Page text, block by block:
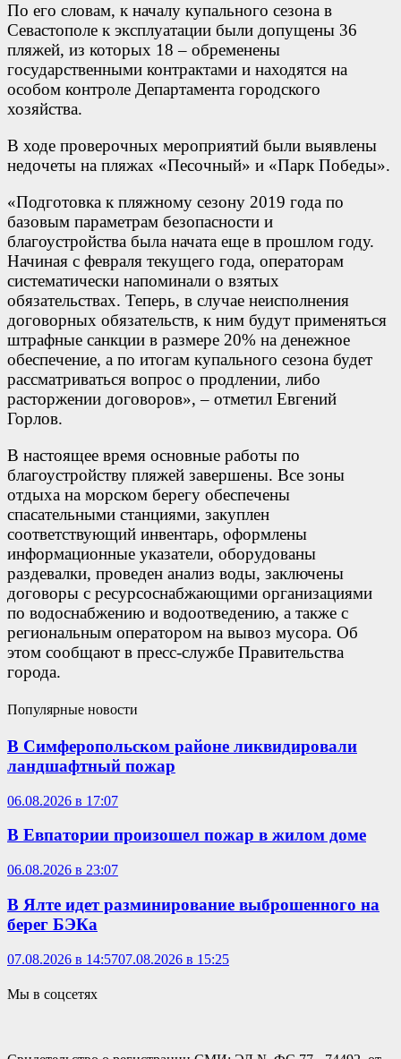
По его словам, к началу купального сезона в
Севастополе к эксплуатации были допущены 36
пляжей, из которых 18 – обременены
государственными контрактами и находятся на
особом контроле Департамента городского
хозяйства.
В ходе проверочных мероприятий были выявлены
недочеты на пляжах «Песочный» и «Парк Победы».
«Подготовка к пляжному сезону 2019 года по
базовым параметрам безопасности и
благоустройства была начата еще в прошлом году.
Начиная с февраля текущего года, операторам
систематически напоминали о взятых
обязательствах. Теперь, в случае неисполнения
договорных обязательств, к ним будут применяться
штрафные санкции в размере 20% на денежное
обеспечение, а по итогам купального сезона будет
рассматриваться вопрос о продлении, либо
расторжении договоров», – отметил Евгений
Горлов.
В настоящее время основные работы по
благоустройству пляжей завершены. Все зоны
отдыха на морском берегу обеспечены
спасательными станциями, закуплен
соответствующий инвентарь, оформлены
информационные указатели, оборудованы
раздевалки, проведен анализ воды, заключены
договоры с ресурсоснабжающими организациями
по водоснабжению и водоотведению, а также с
региональным оператором на вывоз мусора. Об
этом сообщают в пресс-службе Правительства
города.
Популярные новости
В Симферопольском районе ликвидировали
ландшафтный пожар
06.08.2026 в 17:07
В Евпатории произошел пожар в жилом доме
06.08.2026 в 23:07
В Ялте идет разминирование выброшенного на
берег БЭКа
07.08.2026 в 14:5707.08.2026 в 15:25
Мы в соцсетях